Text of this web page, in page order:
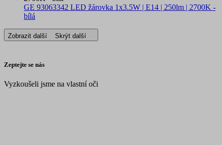
GE 93063342 LED žárovka 1x3.5W | E14 | 250lm | 2700K -
bílá
Zobrazit další Skrýt další
Zeptejte se nás
Vyzkoušeli jsme na vlastní oči